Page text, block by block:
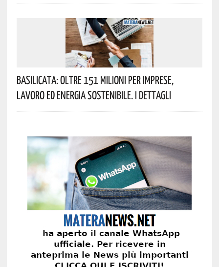
Basilicata: Oltre 151 Milioni Per Imprese,
Lavoro Ed Energia Sostenibile. I Dettagli